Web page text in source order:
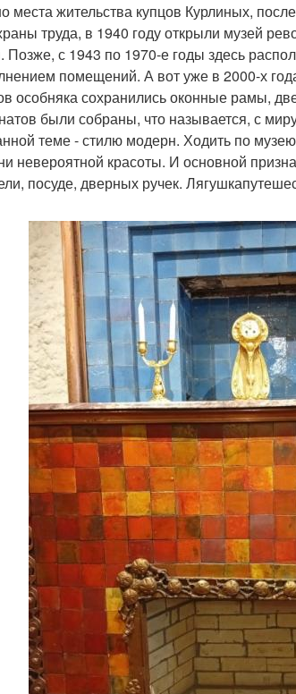
места жительства купцов Курлиных,
труда, в 1940 году открыли музей
с 1943 по 1970-е годы здесь
помещений. А вот уже в 2000-х
особняка сохранились оконные рамы,
были собраны, что называется, с
теме - стилю модерн. Ходить по
невероятной красоты. И основной
посуде, дверных ручек.